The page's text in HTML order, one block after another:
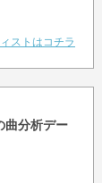
ストはコチラ
曲分析デー